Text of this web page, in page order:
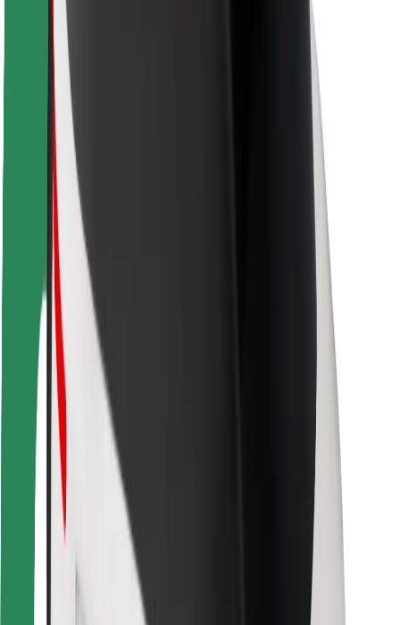
Villes
Solutions pour les villes
Aéroports
Stations de charge Bolt
Support
Pour les passagers
Pour les chauffeurs
Pour les livreurs
Bolt Food
Pour les propriétaires de flotte
Pour les restaurants
Bolt for Business
Autres
Fournisseurs
Conditions générales